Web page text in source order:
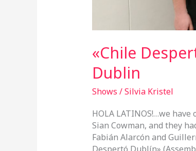
«Chile
Dublin
Shows /Silvia Kristel
HOLA LATINOS!…we
Sian Cowman, and they
Fabián Alarcón and
Despertó Dublín»